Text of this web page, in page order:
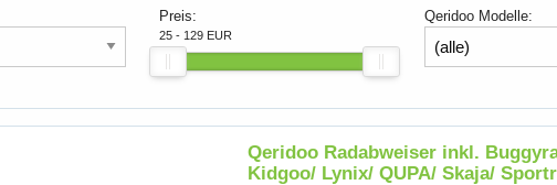
Preis:
25 - 129 EUR
Qeridoo Modelle:
Qeridoo Radabweiser inkl.
Kidgoo/ Lynix/ QUPA/ Skaja/